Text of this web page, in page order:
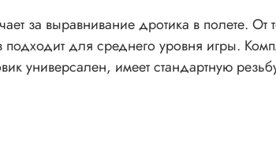
за выравнивание дротика в полете.
для среднего уровня игры.
универсален, имеет стандартную